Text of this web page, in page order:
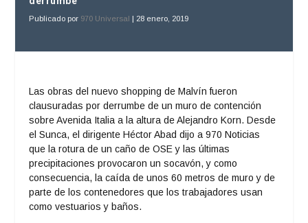
Publicado por 970 Universal | 28 enero, 2019
Las obras del nuevo shopping de Malvín fueron
clausuradas por derrumbe de un muro de contención
sobre Avenida Italia a la altura de Alejandro Korn. Desde
el Sunca, el dirigente Héctor Abad dijo a 970 Noticias
que la rotura de un caño de OSE y las últimas
precipitaciones provocaron un socavón, y como
consecuencia, la caída de unos 60 metros de muro y de
parte de los contenedores que los trabajadores usan
como vestuarios y baños.